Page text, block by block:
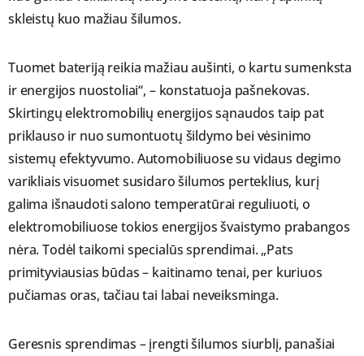
skleistų kuo mažiau šilumos.
Tuomet bateriją reikia mažiau aušinti, o kartu sumenksta
ir energijos nuostoliai“, – konstatuoja pašnekovas.
Skirtingų elektromobilių energijos sąnaudos taip pat
priklauso ir nuo sumontuotų šildymo bei vėsinimo
sistemų efektyvumo. Automobiliuose su vidaus degimo
varikliais visuomet susidaro šilumos perteklius, kurį
galima išnaudoti salono temperatūrai reguliuoti, o
elektromobiliuose tokios energijos švaistymo prabangos
nėra. Todėl taikomi specialūs sprendimai. „Pats
primityviausias būdas – kaitinamo tenai, per kuriuos
pučiamas oras, tačiau tai labai neveiksminga.
Geresnis sprendimas – įrengti šilumos siurblį, panašiai